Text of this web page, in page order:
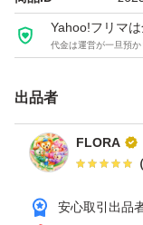
Yahoo!フリマ
代金は運営が一旦預
出品者
FLORA
（
安心取引出品